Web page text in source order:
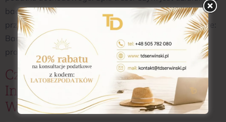
badawczo-rozwojowa? Działalność B+R obejmuje
przede wszystkim badania naukowe i prace rozwojowe:
Badania podstawowe – teoretyczne lub empiryczne
prace mające na celu zdobywanie […]
Czy “donejty” Od Widzów
Internetowych To Darowizna
W Rozumieniu Prawa?